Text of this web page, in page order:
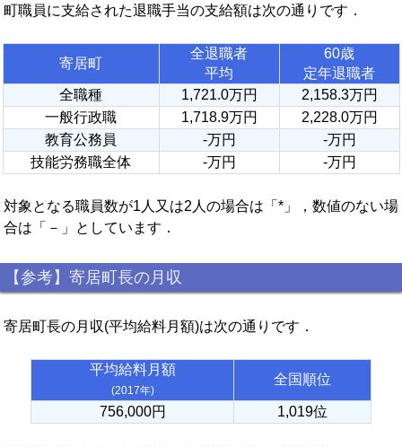
町職員に支給された退職手当の支給額は次の通りです．
寄居町
全退職者
平均
60歳
定年退職者
全職種
1,721.0万円
2,158.3万円
一般行政職
1,718.9万円
2,228.0万円
教育公務員
-万円
-万円
技能労務職全体
-万円 -万円
対象となる職員数が1人又は2人の場合は「*」，数値のない場
合は「－」としています．
【参考】寄居町長の月収
寄居町長の月収(平均給料月額)は次の通りです．
平均給料月額
(2017年)
全国順位
756,000円 1,019位